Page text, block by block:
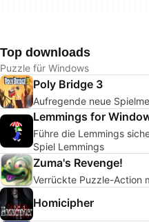
Top downloads
Puzzle für Windows
Poly Bridge 3
Aufregende neue
Lemmings for
Führe die Lemmings
Spiel Lemmings
Zuma's Revenge!
Verrückte Puzzle-Action
Homicipher